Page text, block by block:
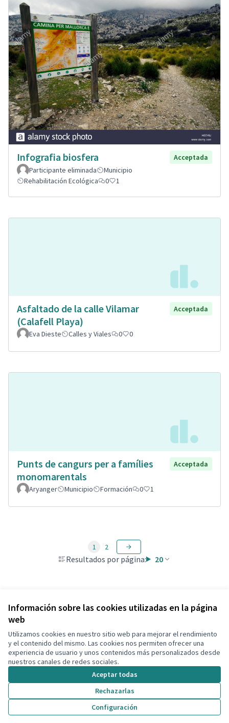
Información sobre las cookies utilizadas en la página
web
Utilizamos cookies en nuestro sitio web para mejorar el rendimiento
y el contenido del mismo. Las cookies nos permiten ofrecer una
experiencia de usuario y unos contenidos más personalizados desde
nuestros canales de redes sociales.
Aceptar todas
Rechazarlas
Configuración
Infografia biosfera
Acceptada
Participante eliminada
Municipio
Rehabilitación Ecológica
0 1
Asfaltado de la calle Vilamar
(Calafell Playa)
Acceptada
Eva Dieste Calles y Viales 0 0
Punts de cangurs per a famílies
monomarentals
Acceptada
Aryanger Municipio Formación 0 1
Resultados por página: 20
1 2
Ver todas las propuestas retiradas
Términos y condiciones de uso
Configuración de cookies
Decidim Calafell en X
(Enlace externo)
Decidim Calafell en Facebook
Decidim Calafell en YouTube
Decidim Calafell en GitHub
(Enlace externo)
Web creada consoftware libre .
Con licencia
(Enlace